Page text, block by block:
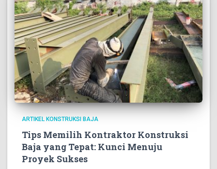
ARTIKEL KONSTRUKSI BAJA
Tips Memilih Kontraktor Konstruksi
Baja yang Tepat: Kunci Menuju
Proyek Sukses